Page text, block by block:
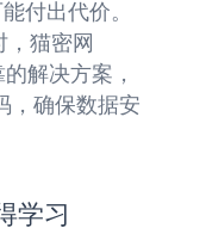
付出代价。
猫密网
解决方案，
，确保数据安
学习